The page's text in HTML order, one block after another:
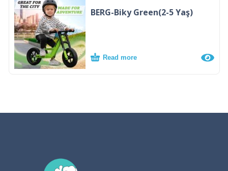
BERG-Biky Green(2-5 Yaş)
Read more